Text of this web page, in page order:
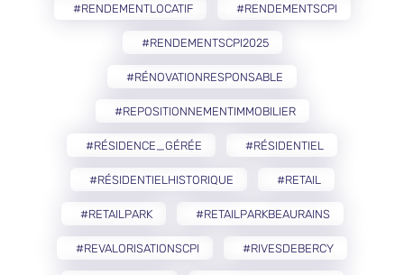
#RENDEMENTLOCATIF #RENDEMENTSCPI
#RENDEMENTSCPI2025
#RÉNOVATIONRESPONSABLE
#REPOSITIONNEMENTIMMOBILIER
#RÉSIDENCE_GÉRÉE #RÉSIDENTIEL
#RÉSIDENTIELHISTORIQUE #RETAIL
#RETAILPARK #RETAILPARKBEAURAINS
#REVALORISATIONSCPI #RIVESDEBERCY